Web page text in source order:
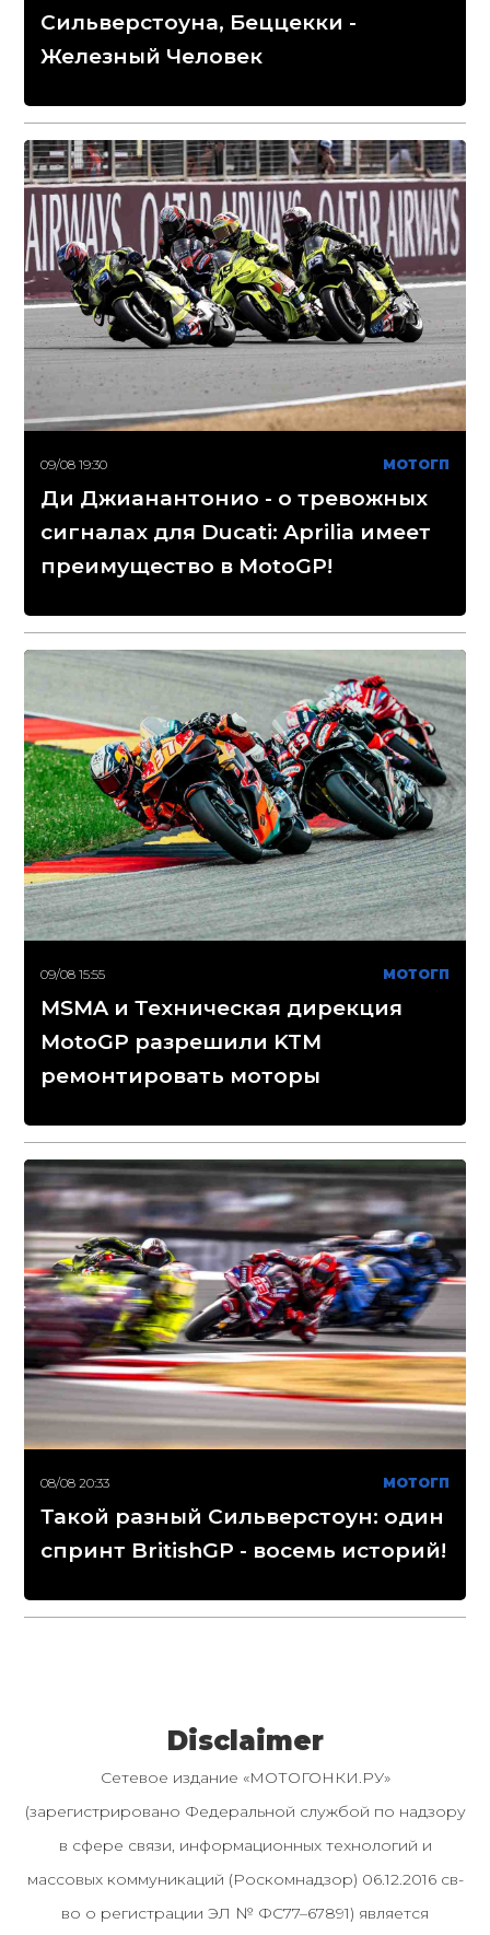
Сильверстоуна, Беццекки -
Железный Человек
09/08 19:30 МОТОГП
Ди Джианантонио - о тревожных
сигналах для Ducati: Aprilia имеет
преимущество в MotoGP!
09/08 15:55 МОТОГП
MSMA и Техническая дирекция
MotoGP разрешили KTM
ремонтировать моторы
08/08 20:33 МОТОГП
Такой разный Сильверстоун: один
спринт BritishGP - восемь историй!
Disclaimer
Сетевое издание «МОТОГОНКИ.РУ»
(зарегистрировано Федеральной службой по надзору
в сфере связи, информационных технологий и
массовых коммуникаций (Роскомнадзор) 06.12.2016 св-
во о регистрации ЭЛ № ФС77–67891) является